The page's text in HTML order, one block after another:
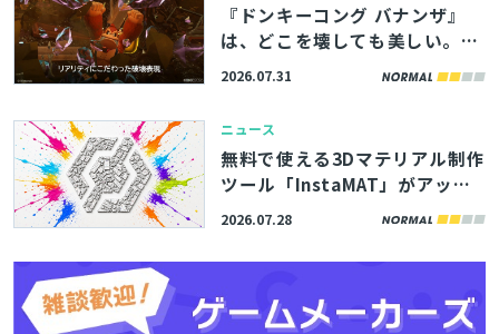
『ドンキーコング バナンザ』
は、どこを壊しても美しい。破
片の飛び方や断面の描写まで制
2026.07.31
ニュース
無料で使える3Dマテリアル制作
ツール「InstaMAT」がアップ
デート。UV上に直接ペイント
2026.07.28